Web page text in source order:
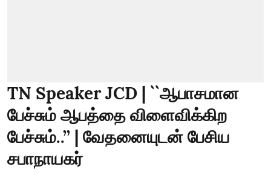
TN Speaker JCD | ``ஆபாசமான
பேச்சும் ஆபத்தை விளைவிக்கிற
பேச்சும்..’’ | வேதனையுடன் பேசிய
சபாநாயகர்